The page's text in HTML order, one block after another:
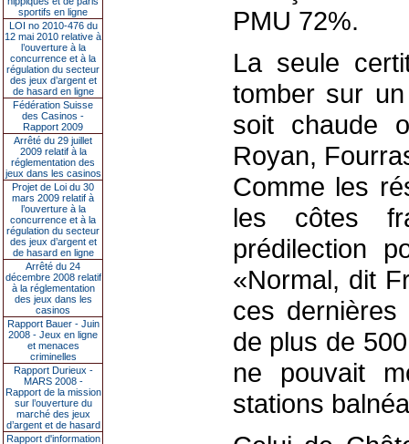
sportifs en ligne
LOI no 2010-476 du
12 mai 2010 relative à
l’ouverture à la
concurrence et à la
régulation du secteur
des jeux d’argent et
de hasard en ligne
Fédération Suisse
des Casinos -
Rapport 2009
Arrêté du 29 juillet
2009 relatif à la
réglementation des
jeux dans les casinos
Projet de Loi du 30
mars 2009 relatif à
l’ouverture à la
concurrence et à la
régulation du secteur
des jeux d’argent et
de hasard en ligne
Arrêté du 24
décembre 2008 relatif
à la réglementation
des jeux dans les
casinos
Rapport Bauer - Juin
2008 - Jeux en ligne
et menaces
criminelles
Rapport Durieux -
MARS 2008 -
Rapport de la mission
sur l’ouverture du
marché des jeux
d’argent et de hasard
Rapport d'information
PMU 72%.
La seule
tomber sur
soit chaude
Royan,
Comme les
les côtes
prédilection
«Normal, dit
ces dernières
de plus de
ne pouvait
stations